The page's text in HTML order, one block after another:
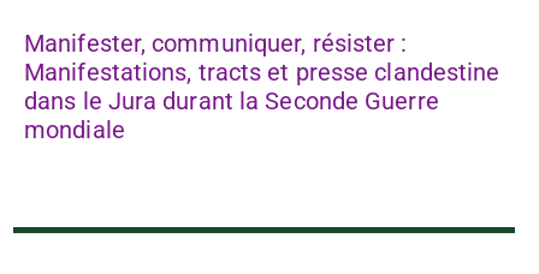
Manifester, communiquer, résister :
Manifestations, tracts et presse clandestine
dans le Jura durant la Seconde Guerre
mondiale